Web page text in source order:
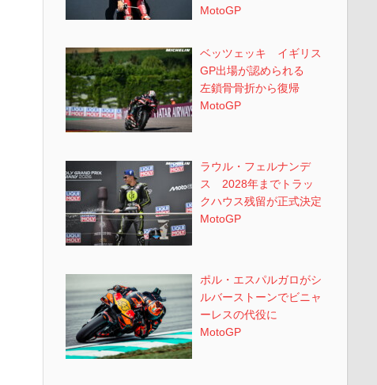
MotoGP
ベッツェッキ イギリス
GP出場が認められる
左鎖骨骨折から復帰
MotoGP
ラウル・フェルナンデ
ス 2028年までトラッ
クハウス残留が正式決定
MotoGP
ポル・エスパルガロがシ
ルバーストーンでビニャ
ーレスの代役に
MotoGP